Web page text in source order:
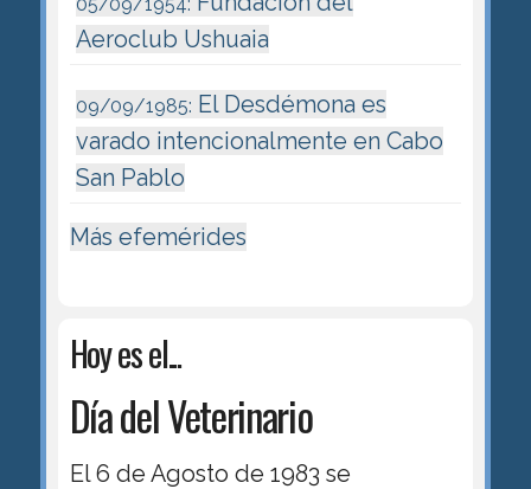
Aeroclub Ushuaia
09/09/1985: El Desdémona es
varado intencionalmente en Cabo
San Pablo
Más efemérides
Hoy es el...
Día del Veterinario
El 6 de Agosto de 1983 se